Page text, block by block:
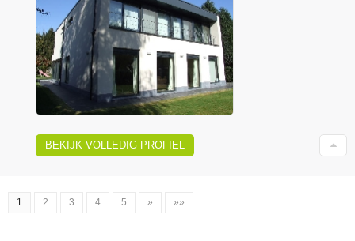
BEKIJK VOLLEDIG PROFIEL
1 2 3 4 5 » »»